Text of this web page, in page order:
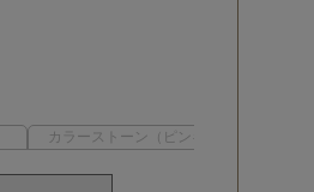
カラーストーン（ピンキー）